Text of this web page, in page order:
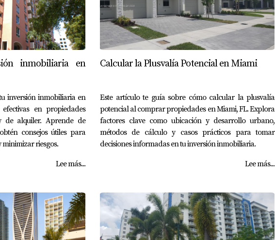
inmobiliaria en
inversión inmobiliaria en
en propiedades
de alquiler. Aprende de
consejos útiles para
riesgos.
Lee más...
Calcular la Plusvalía Potencial en Miami
Este artículo te guía sobre cómo calcular la plusvalía
potencial al comprar propiedades en Miami, FL. Explora
factores clave como ubicación y desarrollo urbano,
métodos de cálculo y casos prácticos para tomar
decisiones informadas en tu inversión inmobiliaria.
Lee más...